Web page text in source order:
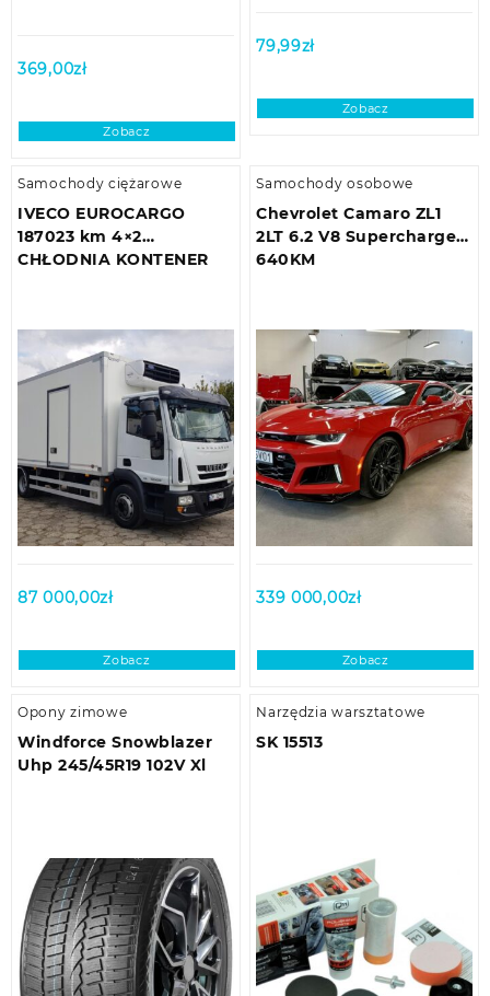
369,00zł
Zobacz
79,99zł
Zobacz
Samochody ciężarowe
IVECO EUROCARGO
187023 km 4×2
CHŁODNIA KONTENER
87 000,00zł
Zobacz
Samochody osobowe
Chevrolet Camaro ZL1
2LT 6.2 V8 Supercharged
640KM
339 000,00zł
Zobacz
Opony zimowe
Windforce Snowblazer
Uhp 245/45R19 102V Xl
Narzędzia warsztatowe
SK 15513